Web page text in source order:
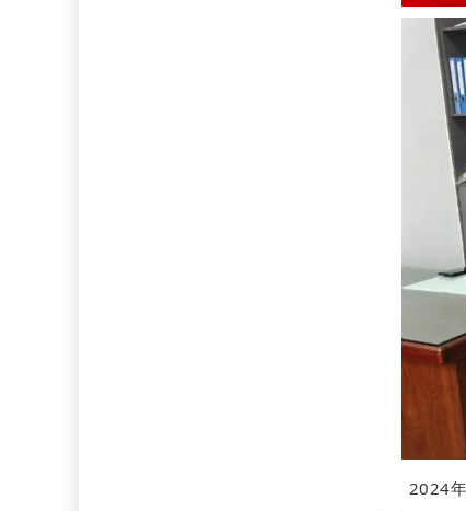
2024